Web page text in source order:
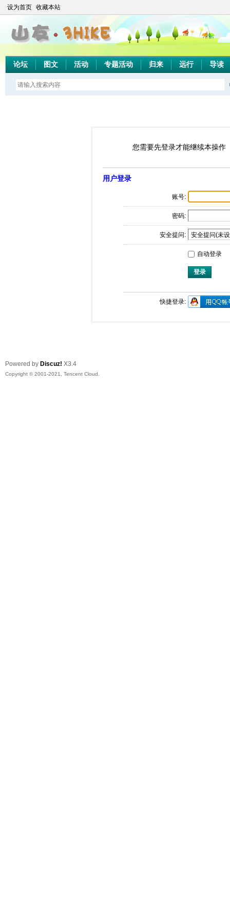
设为首页 收藏本站
论坛 图文 活动 专题活动 归来 远行 导读
您需要先登录才能继续本操作
用户登录
账号:
密码:
安全提问:
自动登录
登录
快捷登录:
Powered by Discuz! X3.4
Copyright © 2001-2021, Tencent Cloud.